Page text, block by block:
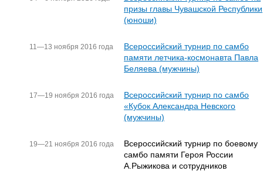
призы главы Чувашской Республики
(юноши)
11—13 ноября 2016 года
Всероссийский турнир по самбо
памяти летчика-космонавта Павла
Беляева (мужчины)
17—19 ноября 2016 года
Всероссийский турнир по самбо
«Кубок Александра Невского
(мужчины)
19—21 ноября 2016 года
Всероссийский турнир по боевому
самбо памяти Героя России
А.Рыжикова и сотрудников